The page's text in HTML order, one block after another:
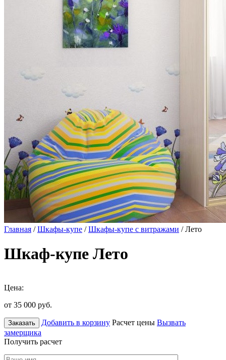
Главная /Шкафы-купе /Шкафы-купе с витражами / Лето
Шкаф-купе Лето
Цена:
от 35 000 руб.
Заказать Добавить в корзину Расчет цены Вызвать
замерщика
Получить расчет